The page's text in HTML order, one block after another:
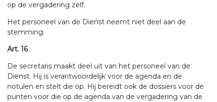
op de vergadering zelf.
Het personeel van de Dienst neemt niet deel aan de
stemming.
Art. 16
De secretaris maakt deel uit van het personeel van de
Dienst. Hij is verantwoordelijk voor de agenda en de
notulen en stelt die op. Hij bereidt ook de dossiers voor de
punten voor die op de agenda van de vergadering van de